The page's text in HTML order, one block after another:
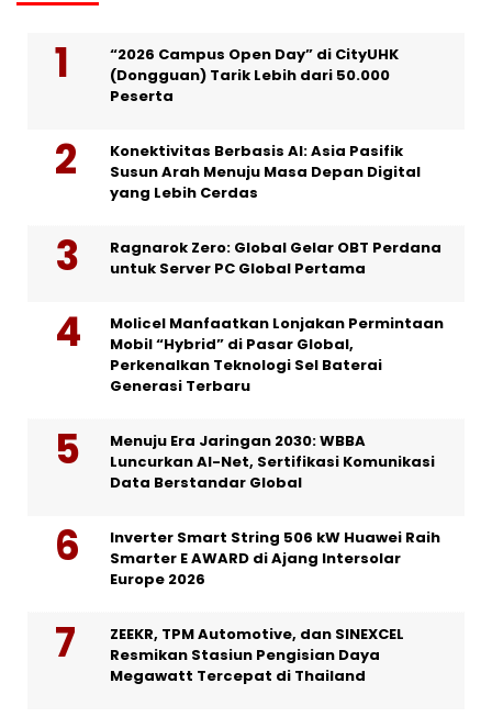
“2026 Campus Open Day” di CityUHK
(Dongguan) Tarik Lebih dari 50.000
Peserta
Konektivitas Berbasis AI: Asia Pasifik
Susun Arah Menuju Masa Depan Digital
yang Lebih Cerdas
Ragnarok Zero: Global Gelar OBT Perdana
untuk Server PC Global Pertama
Molicel Manfaatkan Lonjakan Permintaan
Mobil “Hybrid” di Pasar Global,
Perkenalkan Teknologi Sel Baterai
Generasi Terbaru
Menuju Era Jaringan 2030: WBBA
Luncurkan AI-Net, Sertifikasi Komunikasi
Data Berstandar Global
Inverter Smart String 506 kW Huawei Raih
Smarter E AWARD di Ajang Intersolar
Europe 2026
ZEEKR, TPM Automotive, dan SINEXCEL
Resmikan Stasiun Pengisian Daya
Megawatt Tercepat di Thailand